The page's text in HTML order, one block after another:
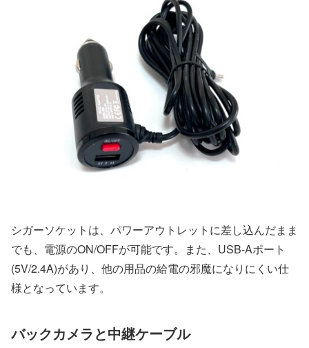
シガーソケットは、パワーアウトレットに差し込んだまま
でも、電源のON/OFFが可能です。また、USB-Aポート
(5V/2.4A)があり、他の用品の給電の邪魔になりにくい仕
様となっています。
バックカメラと中継ケーブル